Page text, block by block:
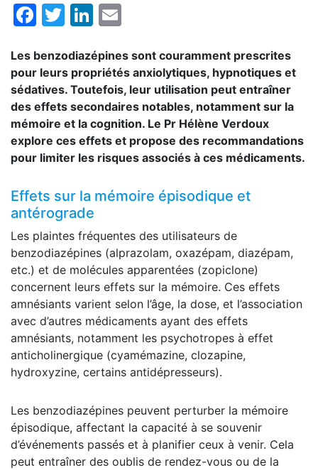
Facebook
TwitterLinkedIn
Les benzodiazépines sont couramment prescrites
pour leurs propriétés anxiolytiques, hypnotiques et
sédatives. Toutefois, leur utilisation peut entraîner
des effets secondaires notables, notamment sur la
mémoire et la cognition. Le Pr Hélène Verdoux
explore ces effets et propose des recommandations
pour limiter les risques associés à ces médicaments.
Effets sur la mémoire épisodique et
antérograde
Les plaintes fréquentes des utilisateurs de
benzodiazépines (alprazolam, oxazépam, diazépam,
etc.) et de molécules apparentées (zopiclone)
concernent leurs effets sur la mémoire. Ces effets
amnésiants varient selon l’âge, la dose, et l’association
avec d’autres médicaments ayant des effets
amnésiants, notamment les psychotropes à effet
anticholinergique (cyamémazine, clozapine,
hydroxyzine, certains antidépresseurs).
Les benzodiazépines peuvent perturber la mémoire
épisodique, affectant la capacité à se souvenir
d’événements passés et à planifier ceux à venir. Cela
peut entraîner des oublis de rendez-vous ou de la